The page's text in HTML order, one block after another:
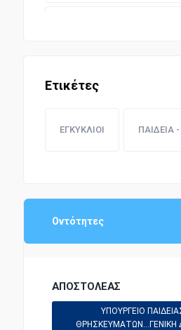
ΛΙΜΕΝΙΚΗ ΝΟΜΟΘΕΣΙΑ
ΔΙΠΛΩΜΑΤΙΚΗ ΝΟΜΟΘΕΣΙΑ
Ετικέτες
ΕΓΚΥΚΛΙΟΙ ΠΑΙΔΕΙΑ
Οντότητες
ΑΠΟΣΤΟΛΕΑΣ
ΥΠΟΥΡΓΕΙΟ
ΘΡΗΣΚΕΥΜΑΤΩΝ...ΓΕΝΙΚΗ